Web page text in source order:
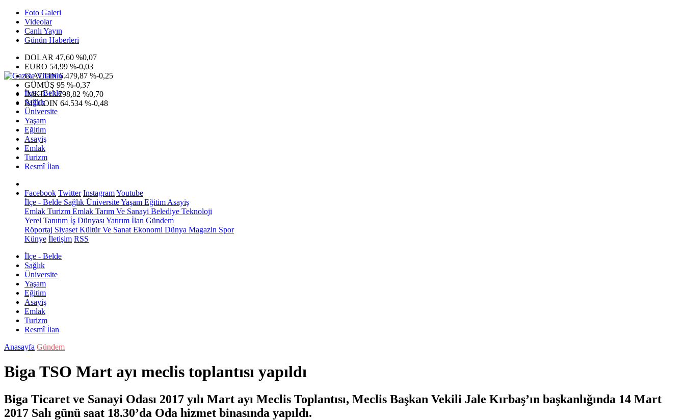
Foto Galeri
Videolar
Canlı Yayın
Günün Haberleri
DOLAR 47,60 %0,07
EURO 54,99 %-0,03
G.ALTIN6.479,87 %-0,25
GÜMÜŞ 95 %-0,37
IMKB13.798,82 %0,70
BITCOIN 64.534 %-0,48
İlçe - Belde
Sağlık
Üniversite
Yaşam
Eğitim
Asayiş
Emlak
Turizm
Resmî İlan
Facebook Twitter InstagramYoutube
İlçe - Belde Sağlık ÜniversiteYaşam Eğitim Asayiş
Emlak Turizm Emlak Tarım Ve Sanayi Belediye Teknoloji
Yerel Tanıtım İş Dünyası Yatırım İlan Gündem
Röportaj Siyaset Kültür Ve Sanat Ekonomi Dünya Magazin Spor
Künye İletişim RSS
İlçe - Belde
Sağlık
Üniversite
Yaşam
Eğitim
Asayiş
Emlak
Turizm
Resmî İlan
Anasayfa Gündem
Biga TSO Mart ayı meclis toplantısı yapıldı
Biga Ticaret ve Sanayi Odası 2017 yılı Mart ayı Meclis Toplantısı, Meclis Başkan Vekili Jale Kırbaş’ın başkanlığında 14 Mart
2017 Salı günü saat 18.30’da Oda hizmet binasında yapıldı.